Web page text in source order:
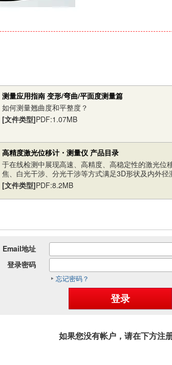
测量应用指南 变形/弯曲/平面度测量篇
如何测量翘曲度和平整度？
[文件类型]PDF:1.07MB
高精度激光位移计・测量仪 产品目录
于在线检测中展现高速、高精度、高稳定性的激光位
焦、白光干涉、分光干涉等方式满足3D形状及内外径
[文件类型]PDF:8.2MB
Email地址
登录密码
忘记密码？
如果您没有帐户，请在下方注册